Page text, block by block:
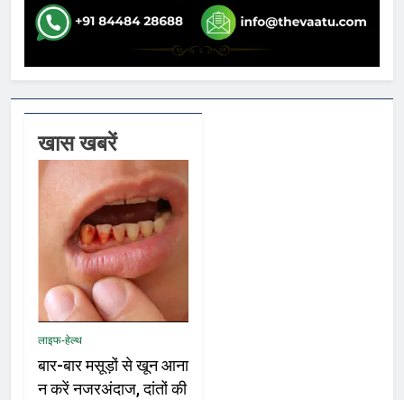
खास खबरें
लाइफ-हेल्थ
बार-बार मसूड़ों से खून आना
न करें नजरअंदाज, दांतों की